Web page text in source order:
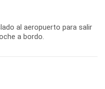
al aeropuerto para salir